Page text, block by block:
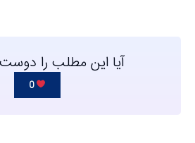
آیا این مطلب را
0